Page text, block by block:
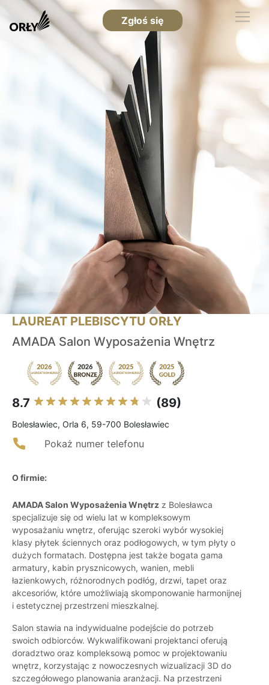
Zgłoś się
LAUREAT PLEBISCYTU ORŁY
AMADA Salon Wyposażenia Wnętrz
8.7 (89)
Bolesławiec, Orla 6, 59-700 Bolesławiec
Pokaż numer telefonu
O firmie:
AMADA Salon Wyposażenia Wnętrz z Bolesławca
specjalizuje się od wielu lat w kompleksowym
wyposażaniu wnętrz, oferując szeroki wybór wysokiej
klasy płytek ściennych oraz podłogowych, w tym płyty o
dużych formatach. Dostępna jest także bogata gama
armatury, kabin prysznicowych, wanien, mebli
łazienkowych, różnorodnych podłóg, drzwi, tapet oraz
akcesoriów, które umożliwiają skomponowanie harmonijnej
i estetycznej przestrzeni mieszkalnej.
Salon stawia na indywidualne podejście do potrzeb
swoich odbiorców. Wykwalifikowani projektanci oferują
doradztwo oraz kompleksową pomoc w projektowaniu
wnętrz, korzystając z nowoczesnych wizualizacji 3D do
szczegółowego planowania aranżacji. Na przestrzeni